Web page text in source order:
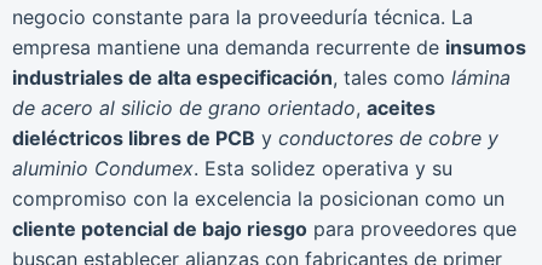
negocio constante para la proveeduría técnica. La
empresa mantiene una demanda recurrente de insumos
industriales de alta especificación, tales como lámina
de acero al silicio de grano orientado, aceites
dieléctricos libres de PCB y conductores de cobre y
aluminio Condumex. Esta solidez operativa y su
compromiso con la excelencia la posicionan como un
cliente potencial de bajo riesgo para proveedores que
buscan establecer alianzas con fabricantes de primer